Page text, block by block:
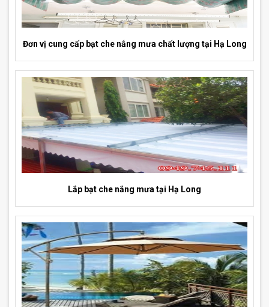
Đơn vị cung cấp bạt che nắng mưa chất lượng tại Hạ Long
Lắp bạt che nắng mưa tại Hạ Long